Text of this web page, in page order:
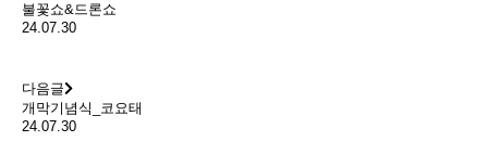
불꽃쇼&드론쇼
24.07.30
다음글
개막기념식_코요태
24.07.30